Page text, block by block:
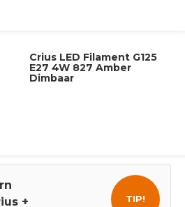
Crius LED Filament G125
E27 4W 827 Amber
Dimbaar
+
TIP!